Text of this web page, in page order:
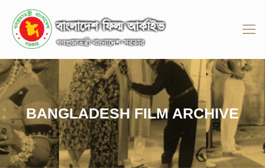
BANGLADESH FILM ARCHIVE